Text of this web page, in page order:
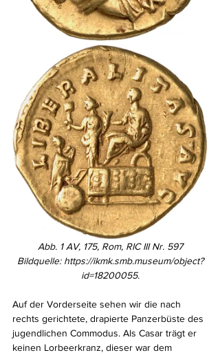
Abb. 1 AV, 175, Rom, RIC III Nr. 597
Bildquelle: https://ikmk.smb.museum/object?
id=18200055.
Auf der Vorderseite sehen wir die nach
rechts gerichtete, drapierte Panzerbüste des
jugendlichen Commodus. Als Casar trägt er
keinen Lorbeerkranz, dieser war dem